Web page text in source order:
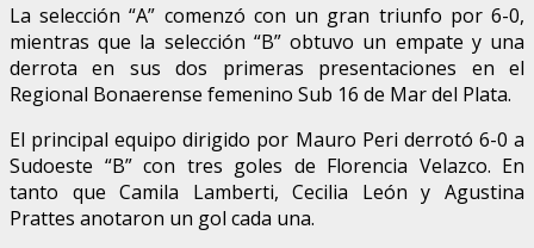
La selección “A” comenzó con un gran triunfo por 6-0,
mientras que la selección “B” obtuvo un empate y una
derrota en sus dos primeras presentaciones en el
Regional Bonaerense femenino Sub 16 de Mar del Plata.
El principal equipo dirigido por Mauro Peri derrotó 6-0 a
Sudoeste “B” con tres goles de Florencia Velazco. En
tanto que Camila Lamberti, Cecilia León y Agustina
Prattes anotaron un gol cada una.